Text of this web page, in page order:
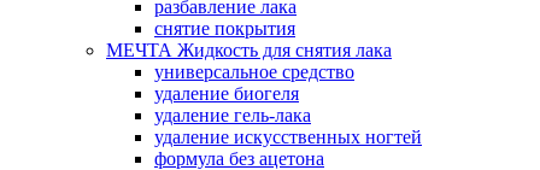
разбавление лака
снятие покрытия
МЕЧТА Жидкость для снятия лака
универсальное средство
удаление биогеля
удаление гель-лака
удаление искусственных ногтей
формула без ацетона